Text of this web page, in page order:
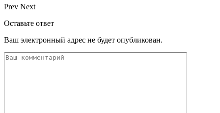
Prev Next
Оставьте ответ
Ваш электронный адрес не будет опубликован.